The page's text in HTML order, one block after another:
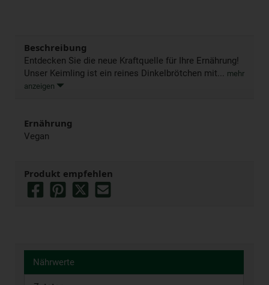
Beschreibung
Entdecken Sie die neue Kraftquelle für Ihre Ernährung!
Unser Keimling ist ein reines Dinkelbrötchen mit... mehr
anzeigen
Ernährung
Vegan
Produkt empfehlen
Nährwerte